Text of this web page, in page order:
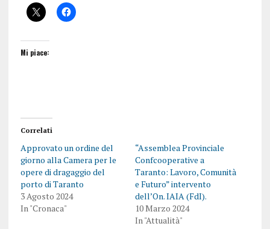
Mi piace:
Correlati
Approvato un ordine del
giorno alla Camera per le
opere di dragaggio del
porto di Taranto
3 Agosto 2024
In "Cronaca"
“Assemblea Provinciale
Confcooperative a
Taranto: Lavoro, Comunità
e Futuro” intervento
dell’On. IAIA (FdI).
10 Marzo 2024
In "Attualità"